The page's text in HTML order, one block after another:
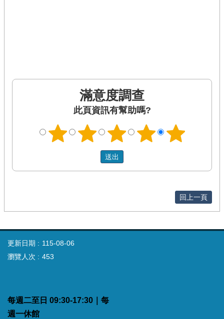
滿意度調查
此頁資訊有幫助嗎?
回上一頁
更新日期
115-08-06
瀏覽人次
453
每週二至日 09:30-17:30｜每
週一休館